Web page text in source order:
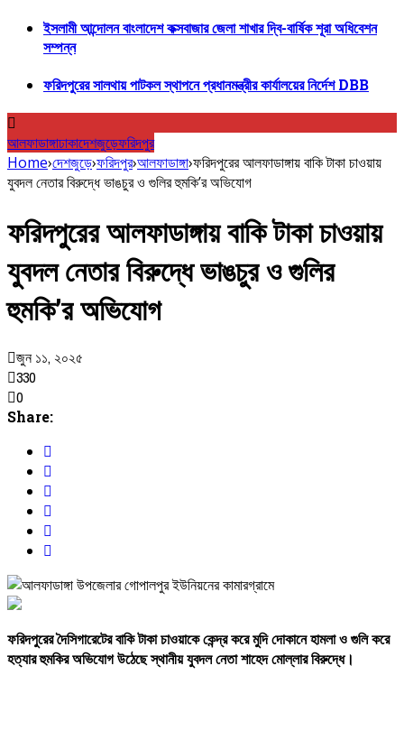
ইসলামী আন্দোলন বাংলাদেশ কক্সবাজার জেলা শাখার দ্বি-বার্ষিক শূরা অধিবেশন
সম্পন্ন
ফরিদপুরের সালথায় পাটকল স্থাপনে প্রধানমন্ত্রীর কার্যালয়ের নির্দেশ DBB
আলফাডাঙ্গাঢাকাদেশজুড়েফরিদপুর
Home›দেশজুড়ে›ফরিদপুর›আলফাডাঙ্গা›ফরিদপুরের আলফাডাঙ্গায় বাকি টাকা চাওয়ায়
যুবদল নেতার বিরুদ্ধে ভাঙচুর ও গুলির হুমকি’র অভিযোগ
ফরিদপুরের আলফাডাঙ্গায় বাকি টাকা চাওয়ায়
যুবদল নেতার বিরুদ্ধে ভাঙচুর ও গুলির
হুমকি’র অভিযোগ
জুন ১১, ২০২৫
330
0
Share:
ফরিদপুরেরদৈসিগারেটেরবাকিটাকাচাওয়াকেকেন্দ্রকরেমুদিদোকানেহামলাওগুলিকরে
হত্যারহুমকিরঅভিযোগউঠেছেস্থানীয়যুবদলনেতাশাহেদমোল্লারবিরুদ্ধে।